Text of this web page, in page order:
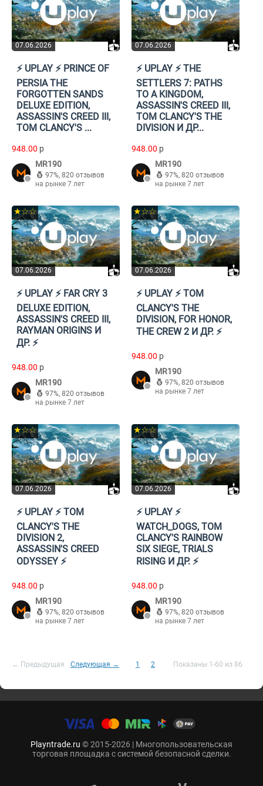
07.06.2026
⚡️ UPLAY ⚡️ PRINCE OF
PERSIA THE
FORGOTTEN SANDS
DELUXE EDITION,
ASSASSIN'S CREED III,
TOM CLANCY'S ...
948.00 p
MR190
97%, 820 отзывов
на рынке 7 лет
07.06.2026
⚡️ UPLAY ⚡️ THE
SETTLERS 7: PATHS
TO A KINGDOM,
ASSASSIN'S CREED III,
TOM CLANCY'S THE
DIVISION И ДР...
948.00 p
MR190
97%, 820 отзывов
на рынке 7 лет
07.06.2026
★☆☆
⚡️ UPLAY ⚡️ FAR CRY 3
DELUXE EDITION,
ASSASSIN'S CREED III,
RAYMAN ORIGINS И
ДР. ⚡️
948.00 p
MR190
97%, 820 отзывов
на рынке 7 лет
07.06.2026
★☆☆
⚡️ UPLAY ⚡️ TOM
CLANCY'S THE
DIVISION, FOR HONOR,
THE CREW 2 И ДР. ⚡️
948.00 p
MR190
97%, 820 отзывов
на рынке 7 лет
07.06.2026
★☆☆
⚡️ UPLAY ⚡️ TOM
CLANCY'S THE
DIVISION 2,
ASSASSIN'S CREED
ODYSSEY ⚡️
948.00 p
MR190
97%, 820 отзывов
на рынке 7 лет
07.06.2026
★☆☆
⚡️ UPLAY ⚡️
WATCH_DOGS, TOM
CLANCY'S RAINBOW
SIX SIEGE, TRIALS
RISING И ДР. ⚡️
948.00 p
MR190
97%, 820 отзывов
на рынке 7 лет
← Предыдущая Следующая → 1 2 Показаны 1-60 из 86
Playntrade.ru © 2015-2026 | Многопользовательская
торговая площадка с системой безопасной сделки.